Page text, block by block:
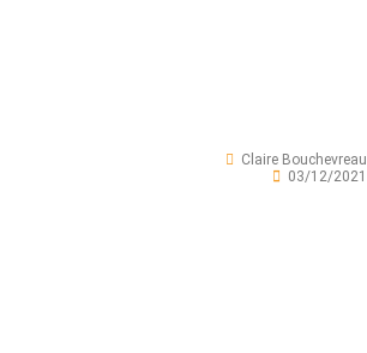
Claire Bouchevreau
03/12/2021